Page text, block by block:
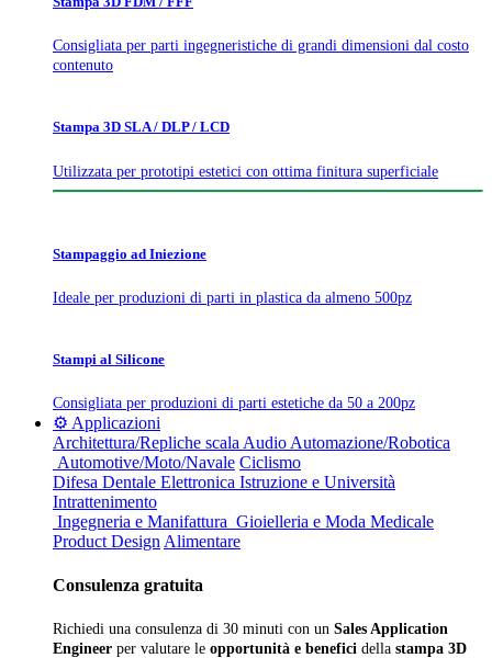
Consigliata per parti ingegneristiche di grandi dimensioni dal costo
contenuto
Stampa 3D SLA / DLP / LCD
Utilizzata per prototipi estetici con ottima finitura superficiale
Stampaggio ad Iniezione
Ideale per produzioni di parti in plastica da almeno 500pz
Stampi al Silicone
Consigliata per produzioni di parti estetiche da 50 a 200pz
⚙️ Applicazioni
Architettura/Repliche scala Audio Automazione/Robotica
Automotive/Moto/Navale Ciclismo
Difesa Dentale Elettronica Istruzione e Università
Intrattenimento
Ingegneria e Manifattura Gioielleria e Moda Medicale
Product Design Alimentare
Consulenza gratuita
Richiedi una consulenza di 30 minuti con un Sales Application
Engineer per valutare le opportunità e benefici della stampa 3D